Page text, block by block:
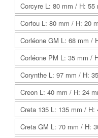
Corcyre L: 80 mm / H: 55
Corfou L: 80 mm / H: 20
Corléone GM L: 68 mm /
Corléone PM L: 35 mm /
Corynthe L: 97 mm / H:
Creon L: 40 mm / H: 24
Creta 135 L: 135 mm / H:
Creta GM L: 70 mm / H: